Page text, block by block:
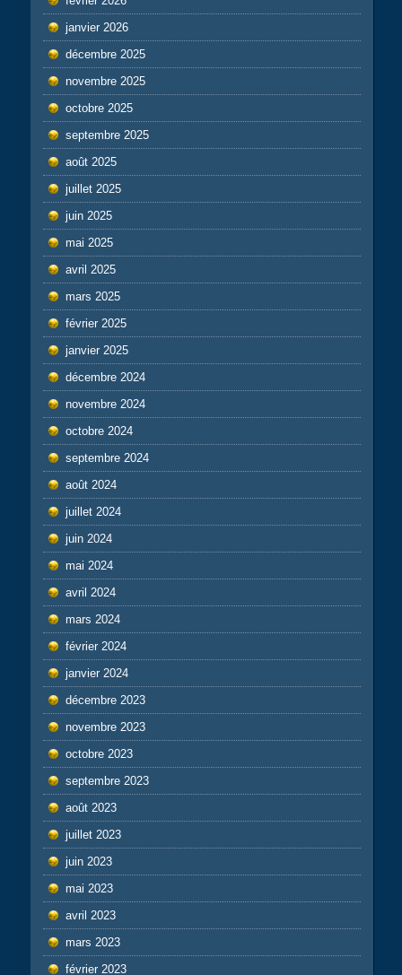
janvier 2026
décembre 2025
novembre 2025
octobre 2025
septembre 2025
août 2025
juillet 2025
juin 2025
mai 2025
avril 2025
mars 2025
février 2025
janvier 2025
décembre 2024
novembre 2024
octobre 2024
septembre 2024
août 2024
juillet 2024
juin 2024
mai 2024
avril 2024
mars 2024
février 2024
janvier 2024
décembre 2023
novembre 2023
octobre 2023
septembre 2023
août 2023
juillet 2023
juin 2023
mai 2023
avril 2023
mars 2023
février 2023